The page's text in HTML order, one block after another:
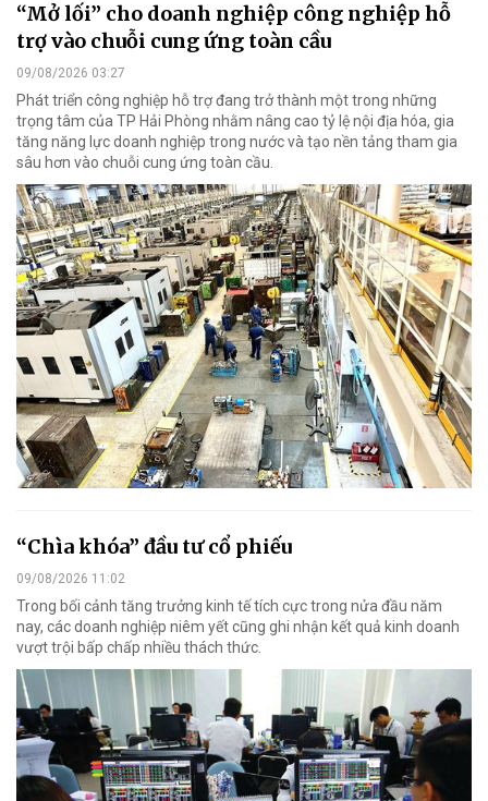
“Mở lối” cho doanh nghiệp công nghiệp hỗ
trợ vào chuỗi cung ứng toàn cầu
09/08/2026 03:27
Phát triển công nghiệp hỗ trợ đang trở thành một trong những
trọng tâm của TP Hải Phòng nhằm nâng cao tỷ lệ nội địa hóa, gia
tăng năng lực doanh nghiệp trong nước và tạo nền tảng tham gia
sâu hơn vào chuỗi cung ứng toàn cầu.
“Chìa khóa” đầu tư cổ phiếu
09/08/2026 11:02
Trong bối cảnh tăng trưởng kinh tế tích cực trong nửa đầu năm
nay, các doanh nghiệp niêm yết cũng ghi nhận kết quả kinh doanh
vượt trội bấp chấp nhiều thách thức.